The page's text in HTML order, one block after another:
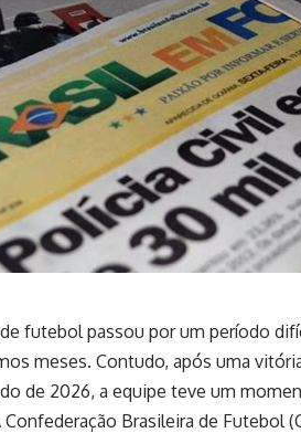
futebol passou por um período
meses. Contudo, após uma
de 2026, a equipe teve um
Brasileira de Futebol